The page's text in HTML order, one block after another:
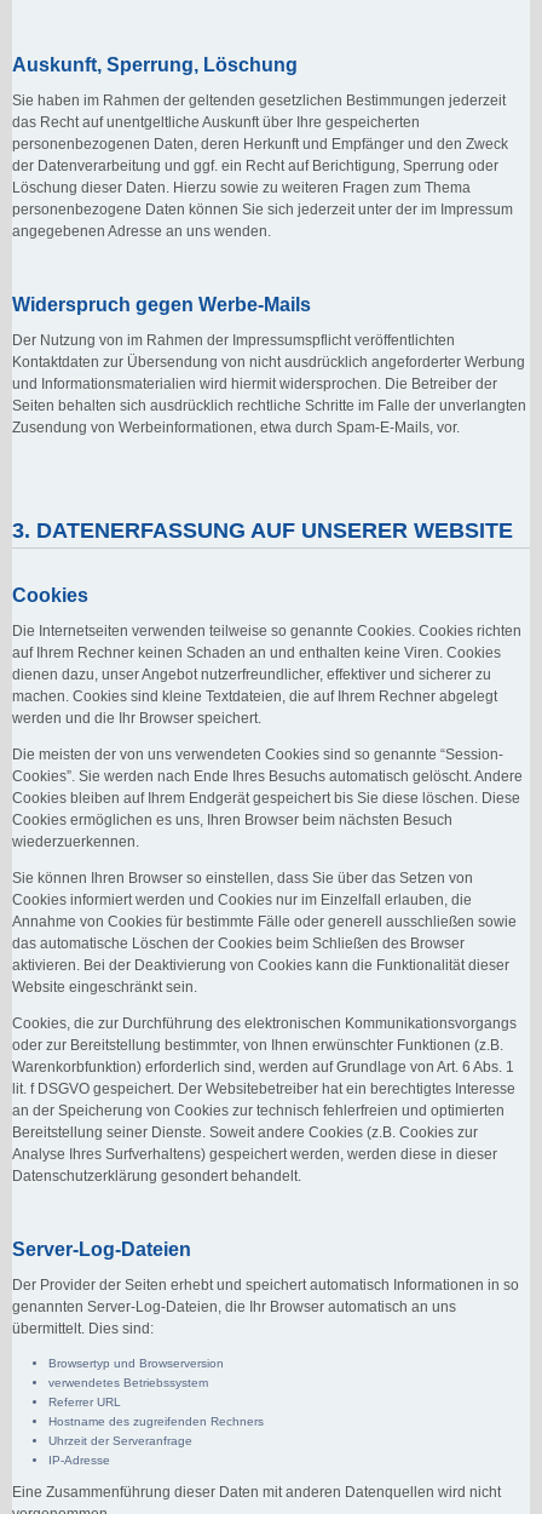
Auskunft, Sperrung, Löschung
Sie haben im Rahmen der geltenden gesetzlichen Bestimmungen jederzeit
das Recht auf unentgeltliche Auskunft über Ihre gespeicherten
personenbezogenen Daten, deren Herkunft und Empfänger und den Zweck
der Datenverarbeitung und ggf. ein Recht auf Berichtigung, Sperrung oder
Löschung dieser Daten. Hierzu sowie zu weiteren Fragen zum Thema
personenbezogene Daten können Sie sich jederzeit unter der im Impressum
angegebenen Adresse an uns wenden.
Widerspruch gegen Werbe-Mails
Der Nutzung von im Rahmen der Impressumspflicht veröffentlichten
Kontaktdaten zur Übersendung von nicht ausdrücklich angeforderter Werbung
und Informationsmaterialien wird hiermit widersprochen. Die Betreiber der
Seiten behalten sich ausdrücklich rechtliche Schritte im Falle der unverlangten
Zusendung von Werbeinformationen, etwa durch Spam-E-Mails, vor.
3. DATENERFASSUNG AUF UNSERER WEBSITE
Cookies
Die Internetseiten verwenden teilweise so genannte Cookies. Cookies richten
auf Ihrem Rechner keinen Schaden an und enthalten keine Viren. Cookies
dienen dazu, unser Angebot nutzerfreundlicher, effektiver und sicherer zu
machen. Cookies sind kleine Textdateien, die auf Ihrem Rechner abgelegt
werden und die Ihr Browser speichert.
Die meisten der von uns verwendeten Cookies sind so genannte “Session-
Cookies”. Sie werden nach Ende Ihres Besuchs automatisch gelöscht. Andere
Cookies bleiben auf Ihrem Endgerät gespeichert bis Sie diese löschen. Diese
Cookies ermöglichen es uns, Ihren Browser beim nächsten Besuch
wiederzuerkennen.
Sie können Ihren Browser so einstellen, dass Sie über das Setzen von
Cookies informiert werden und Cookies nur im Einzelfall erlauben, die
Annahme von Cookies für bestimmte Fälle oder generell ausschließen sowie
das automatische Löschen der Cookies beim Schließen des Browser
aktivieren. Bei der Deaktivierung von Cookies kann die Funktionalität dieser
Website eingeschränkt sein.
Cookies, die zur Durchführung des elektronischen Kommunikationsvorgangs
oder zur Bereitstellung bestimmter, von Ihnen erwünschter Funktionen (z.B.
Warenkorbfunktion) erforderlich sind, werden auf Grundlage von Art. 6 Abs. 1
lit. f DSGVO gespeichert. Der Websitebetreiber hat ein berechtigtes Interesse
an der Speicherung von Cookies zur technisch fehlerfreien und optimierten
Bereitstellung seiner Dienste. Soweit andere Cookies (z.B. Cookies zur
Analyse Ihres Surfverhaltens) gespeichert werden, werden diese in dieser
Datenschutzerklärung gesondert behandelt.
Server-Log-Dateien
Der Provider der Seiten erhebt und speichert automatisch Informationen in so
genannten Server-Log-Dateien, die Ihr Browser automatisch an uns
übermittelt. Dies sind:
Browsertyp und Browserversion
verwendetes Betriebssystem
Referrer URL
Hostname des zugreifenden Rechners
Uhrzeit der Serveranfrage
IP-Adresse
Eine Zusammenführung dieser Daten mit anderen Datenquellen wird nicht